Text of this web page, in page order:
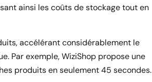
ainsi les coûts de stockage tout en
accélérant considérablement le
Par exemple, WiziShop propose une
produits en seulement 45 secondes.